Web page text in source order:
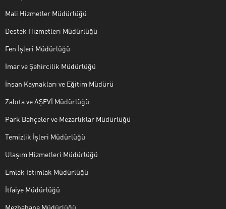
Mali Hizmetler Müdürlüğü
Destek Hizmetleri Müdürlüğü
Fen İşleri Müdürlüğü
İmar ve Şehircilik Müdürlüğü
İnsan Kaynakları ve Eğitim Müdürü
Zabıta ve AŞEVİ Müdürlüğü
Park Bahçeler ve Mezarlıklar Müdürlüğü
Temizlik İşleri Müdürlüğü
Ulaşım Hizmetleri Müdürlüğü
Emlak İstimlak Müdürlüğü
İtfaiye Müdürlüğü
Mezbahane Müdürlüğü